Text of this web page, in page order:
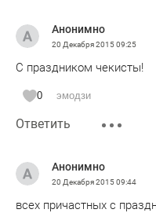
Анонимно
20 Декабря 201509:25
С праздником чекисты!
0 эмодзи
Ответить
Анонимно
20 Декабря 201509:44
всех причастных с